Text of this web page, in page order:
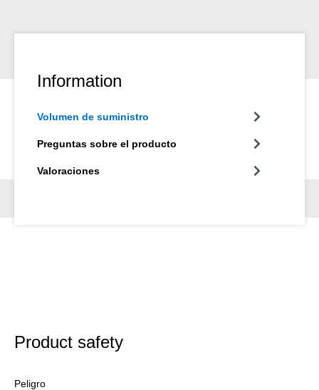
Information
Volumen de suministro
Preguntas sobre el producto
Valoraciones
Product safety
Peligro